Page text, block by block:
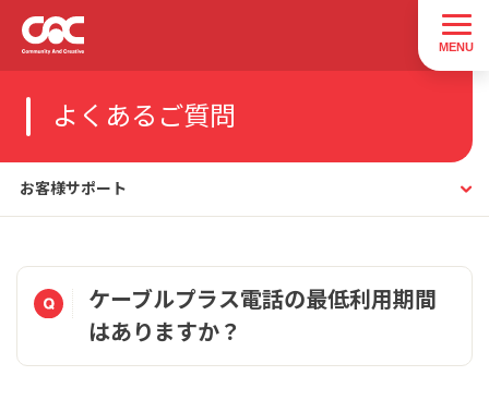
よくあるご質問
お客様サポート
ケーブルプラス電話の最低利用期間
はありますか？